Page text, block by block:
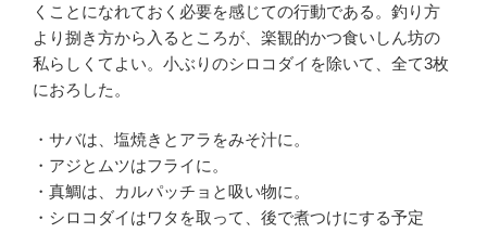
くことになれておく必要を感じての行動である。釣り方
より捌き方から入るところが、楽観的かつ食いしん坊の
私らしくてよい。小ぶりのシロコダイを除いて、全て3枚
におろした。
・サバは、塩焼きとアラをみそ汁に。
・アジとムツはフライに。
・真鯛は、カルパッチョと吸い物に。
・シロコダイはワタを取って、後で煮つけにする予定